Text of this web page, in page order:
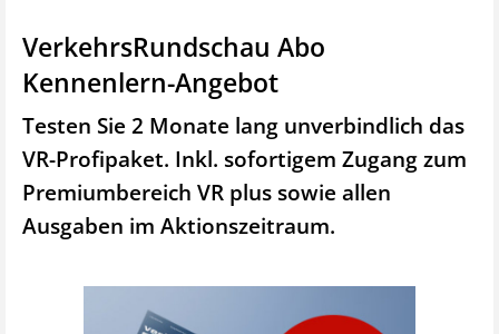
VerkehrsRundschau Abo
Kennenlern-Angebot
Testen Sie 2 Monate lang unverbindlich das
VR-Profipaket. Inkl. sofortigem Zugang zum
Premiumbereich VR plus sowie allen
Ausgaben im Aktionszeitraum.